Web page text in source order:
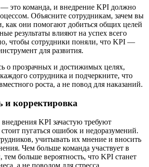
это команда, и внедрение KPI должно
Объясните сотрудникам, зачем вы
как они помогают добиться общих целей
результаты влияют на успех всего
чтобы сотрудники поняли, что KPI —
для развития.
о прозрачных и достижимых целях,
сотрудника и подчеркните, что
роста, а не повод для наказаний.
и корректировка
KPI зачастую требуют
пугаться ошибок и недоразумений.
учитывать их мнение и вносить
Чем больше команда участвует в
тем больше вероятность, что KPI станет
а не поводом для стресса.